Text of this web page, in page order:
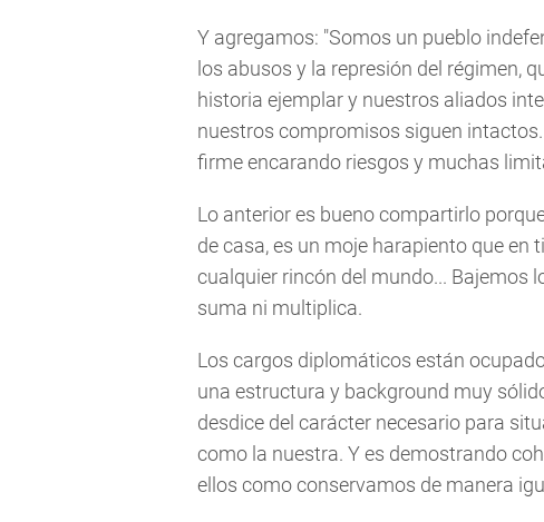
Y agregamos: "Somos un pueblo
los abusos y la represión del régimen,
historia ejemplar y nuestros aliados
nuestros compromisos siguen
firme encarando riesgos y muchas
Lo anterior es bueno compartirlo
de casa, es un moje harapiento que en
cualquier rincón del mundo... Bajemos
suma ni multiplica.
Los cargos diplomáticos están
una estructura y background muy
desdice del carácter necesario para
como la nuestra. Y es demostrando
ellos como conservamos de manera